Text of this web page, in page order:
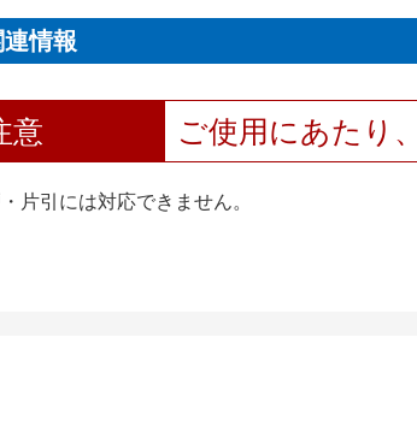
情報
意 ご使用にあたり
引には対応できません。